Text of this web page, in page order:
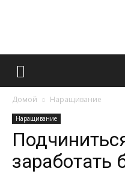
Домой Наращивание
Наращивание
заработать